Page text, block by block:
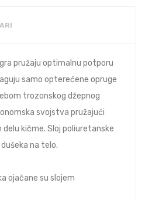
pružaju optimalnu potporu
samo opterećene opruge
trozonskog džepnog
svojstva pružajući
kičme. Sloj poliuretanske
na telo.
ojačane su slojem